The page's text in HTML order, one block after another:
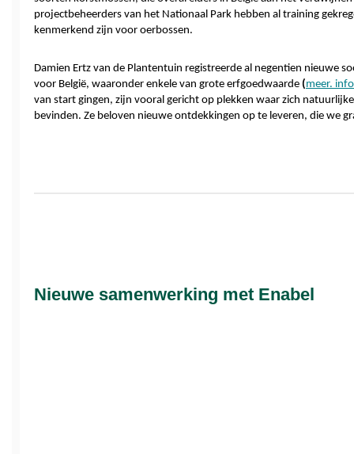
projectbeheerders van het Nationaal Park hebben al training
kenmerkend zijn voor oerbossen.
Damien Ertz van de Plantentuin registreerde al negentien nieuwe
voor België, waaronder enkele van grote erfgoedwaarde (meer. info
van start gingen, zijn vooral gericht op plekken waar zich
bevinden. Ze beloven nieuwe ontdekkingen op te leveren, die we
Nieuwe samenwerking met Enabel